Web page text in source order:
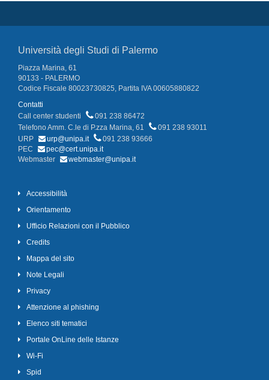
Università degli Studi di Palermo
Piazza Marina, 61
90133 - PALERMO
Codice Fiscale 80023730825, Partita IVA 00605880822
Contatti
Call center studenti
091 238 86472
Telefono Amm. C.le di P.zza Marina, 61
091 238 93011
URP
urp@unipa.it
091 238 93666
PEC
pec@cert.unipa.it
Webmaster
webmaster@unipa.it
Accessibilità
Orientamento
Ufficio Relazioni con il Pubblico
Credits
Mappa del sito
Note Legali
Privacy
Attenzione al phishing
Elenco siti tematici
Portale OnLine delle Istanze
Wi-Fi
Spid